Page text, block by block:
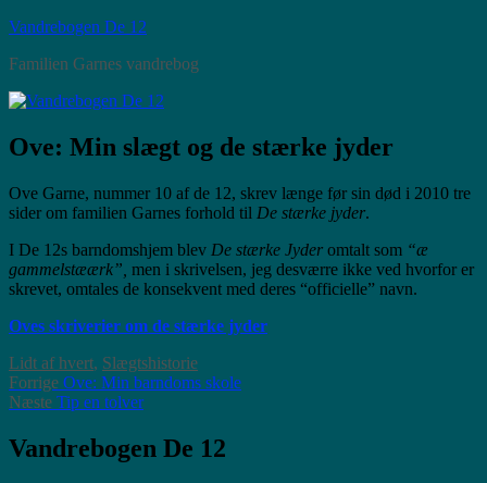
Videre
indhold
Vandrebogen De 12
Familien Garnes vandrebog
Ove: Min slægt og de stærke jyder
Ove Garne, nummer 10 af de 12, skrev længe før sin død i 2010 tre
sider om familien Garnes forhold til De stærke jyder.
I De 12s barndomshjem blev De stærke Jyder omtalt som “æ
gammelstæærk”, men i skrivelsen, jeg desværre ikke ved hvorfor er
skrevet, omtales de konsekvent med deres “officielle” navn.
Oves skriverier om de stærke jyder
Kategorier
Lidt af hvert, Slægtshistorie
Indlægsnavigation
Forrige Forrige
indlæg:
Ove: Min barndoms skole
Næste Næste
Tip en tolver
Vandrebogen De 12